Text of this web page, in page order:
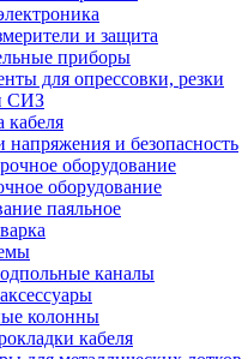
и защита
приборы
для опрессовки, резки
СИЗ
кабеля
напряжения и безопасность
оборудование
оборудование
паяльное
каналы
колонны
кабеля